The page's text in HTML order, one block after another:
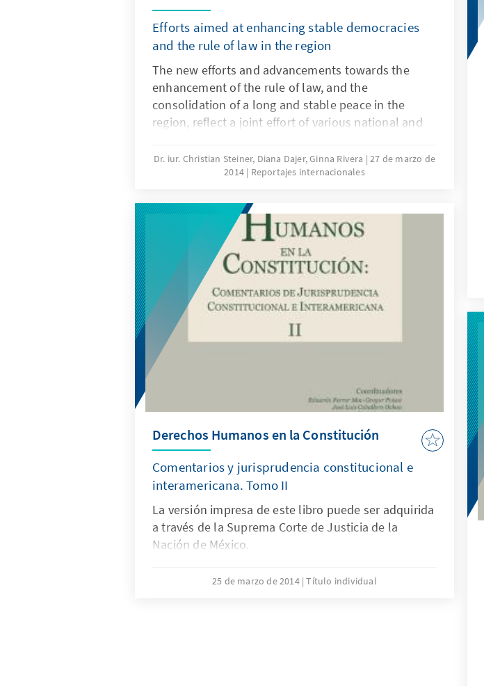
Efforts aimed at enhancing stable democracies
and the rule of law in the region
The new efforts and advancements towards the
enhancement of the rule of law, and the
consolidation of a long and stable peace in the
region, reflect a joint effort of various national and
effective protection of human rights, as the
foundation of democracy. In the described scenario,
analyze some recent transitional justice’s
developments in Latin America.
Dr. iur. Christian Steiner, Diana Dajer, Ginna Rivera
27 de marzo de
2014
Reportajes internacionales
Derechos Humanos en la Constitución
Comentarios y jurisprudencia constitucional e
interamericana. Tomo II
La versión impresa de este libro puede ser adquirida
a través de la Suprema Corte de Justicia de la
Nación de México.
25 de marzo de 2014 Título individual